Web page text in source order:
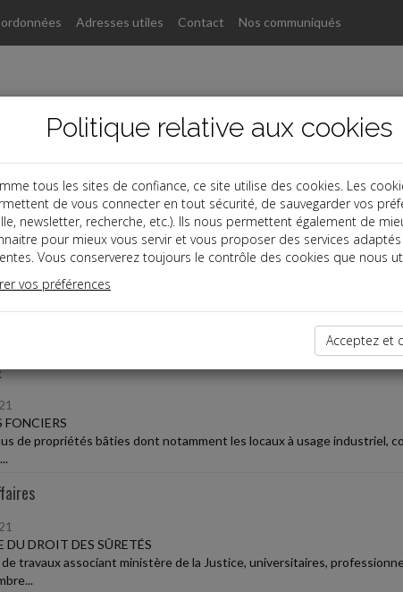
Adresses utiles Contact Nos communiqués
dernières dépêches
FONCIERS
de propriétés bâties dont notamment les locaux à usage industriel,
DU DROIT DES SÛRETÉS
travaux associant ministère de la Justice, universitaires,
Politique relative aux cookies
tous les sites de confiance, ce site utilise des cookies. Les
de vous connecter en tout sécurité, de sauvegarder vos
newsletter, recherche, etc.). Ils nous permettent également de
pour mieux vous servir et vous proposer des services adaptés
Vous conserverez toujours le contrôle des cookies que nous
vos préférences
Acceptez et